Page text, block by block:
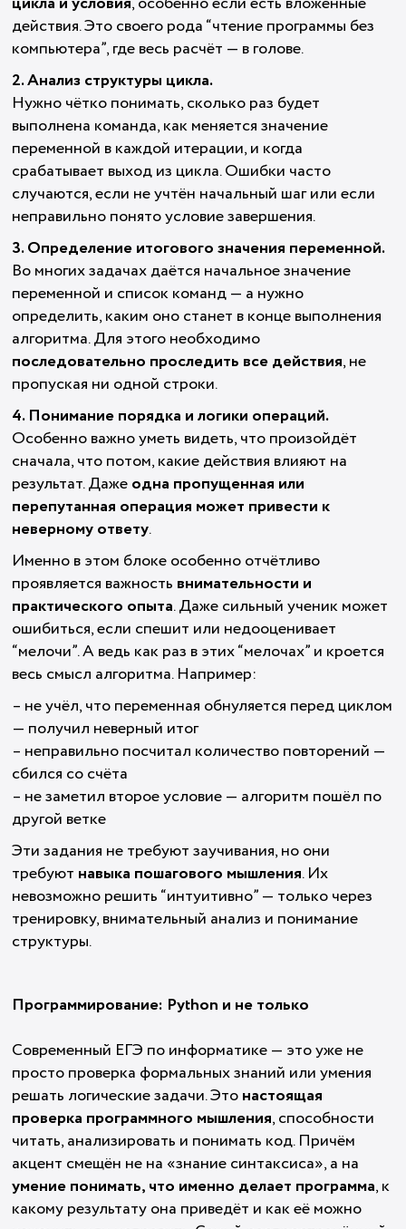
действия. Это своего рода “чтение программы без
компьютера”, где весь расчёт — в голове.
2. Анализ структуры цикла.
Нужно чётко понимать, сколько раз будет
выполнена команда, как меняется значение
переменной в каждой итерации, и когда
срабатывает выход из цикла. Ошибки часто
случаются, если не учтён начальный шаг или если
неправильно понято условие завершения.
3. Определение итогового значения переменной.
Во многих задачах даётся начальное значение
переменной и список команд — а нужно
определить, каким оно станет в конце выполнения
алгоритма. Для этого необходимо
последовательно проследить все действия, не
пропуская ни одной строки.
4. Понимание порядка и логики операций.
Особенно важно уметь видеть, что произойдёт
сначала, что потом, какие действия влияют на
результат. Дажеодна пропущенная или
перепутанная операция может привести к
неверному ответу.
Именно в этом блоке особенно отчётливо
проявляется важность внимательности и
практического опыта. Даже сильный ученик может
ошибиться, если спешит или недооценивает
“мелочи”. А ведь как раз в этих “мелочах” и кроется
весь смысл алгоритма. Например:
– не учёл, что переменная обнуляется перед циклом
— получил неверный итог
– неправильно посчитал количество повторений —
сбился со счёта
– не заметил второе условие — алгоритм пошёл по
другой ветке
Эти задания не требуют заучивания, но они
требуют навыка пошагового мышления. Их
невозможно решить “интуитивно” — только через
тренировку, внимательный анализ и понимание
структуры.
Программирование: Python и не только
Современный ЕГЭ по информатике — это уже не
просто проверка формальных знаний или умения
решать логические задачи. Этонастоящая
проверка программного мышления, способности
читать, анализировать и понимать код. Причём
акцент смещён не на «знание синтаксиса», а на
умение понимать, что именно делает программа, к
какому результату она приведёт и как её можно